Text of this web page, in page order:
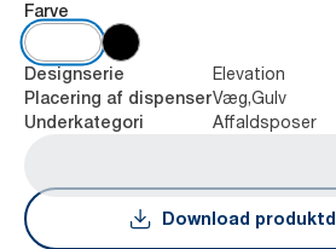
Farve
Designserie Elevation
Placering af dispenserVæg,Gulv
Underkategori Affaldsposer
Download